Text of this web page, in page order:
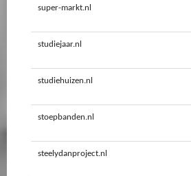
super-markt.nl
studiejaar.nl
studiehuizen.nl
stoepbanden.nl
steelydanproject.nl